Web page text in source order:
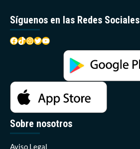
Síguenos en las Redes Sociales
Facebook
TikTok
Instagram
Twitter
YouTube
Sobre nosotros
Aviso Legal